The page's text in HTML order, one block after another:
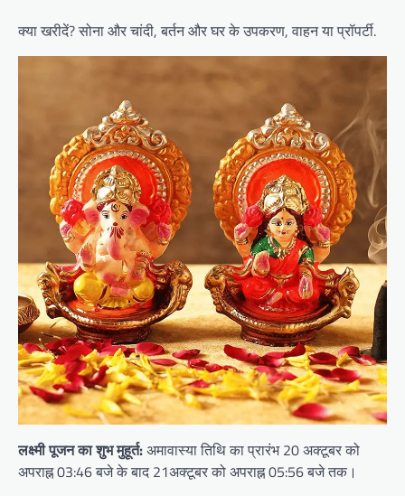
क्या खरीदें? सोना और चांदी, बर्तन और घर के उपकरण, वाहन या प्रॉपर्टी.
लक्ष्मी पूजन का शुभ मुहूर्त:अमावास्या तिथि का प्रारंभ 20 अक्टूबर को
अपराह्न 03:46 बजे के बाद 21अक्टूबर को अपराह्न 05:56 बजे तक।